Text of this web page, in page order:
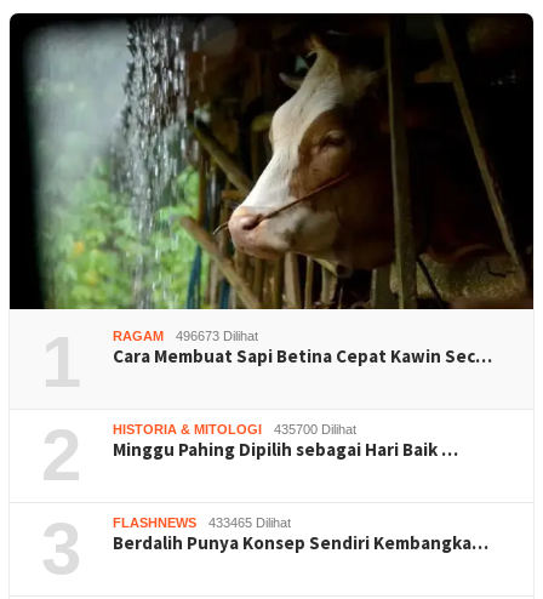
1 RAGAM 496673 Dilihat
Cara Membuat Sapi Betina Cepat Kawin Sec…
2 HISTORIA & MITOLOGI 435700 Dilihat
Minggu Pahing Dipilih sebagai Hari Baik …
3 FLASHNEWS 433465 Dilihat
Berdalih Punya Konsep Sendiri Kembangka…